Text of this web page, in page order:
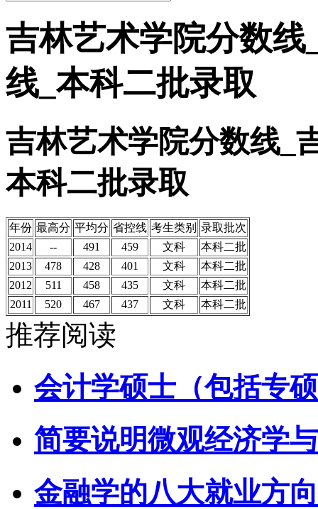
吉林艺术学院分数
线_本科二批录取
吉林艺术学院分数线_
本科二批录取
年份 最高分 平均分 省控线 考生类别 录取批次
2014
-- 491 459 文科
本科二批
2013
478 428 401 文科
本科二批
2012
511 458 435 文科
本科二批
2011
520 467 437 文科 本科二批
推荐阅读
会计学硕士（包括专
简要说明微观经济学
金融学的八大就业方